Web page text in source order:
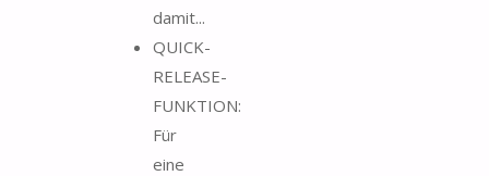
damit...
QUICK-
RELEASE-
FUNKTION:
Für
eine